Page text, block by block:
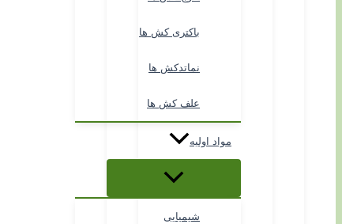
باکتری کش ها
نماتدکش ها
علف کش ها
مواد اولیه
شیمیایی